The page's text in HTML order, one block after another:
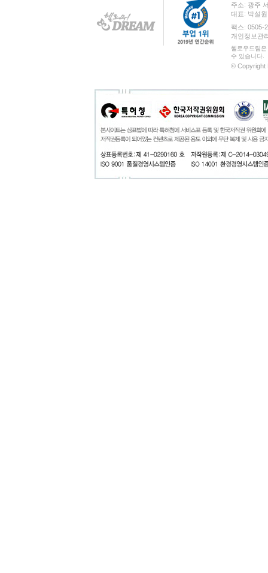
주소: 광주
대표: 박설
팩스: 0505-
개인정보관
헬로우드림
수 있습니다.
© Copyright